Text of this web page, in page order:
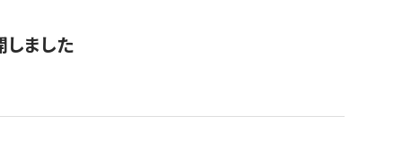
しました